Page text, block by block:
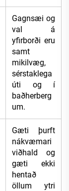
Gagnsæi og
val á
yfirborði eru
samt
mikilvæg,
sérstaklega
úti og í
baðherberg
um.
Gæti þurft
nákvæmari
viðhald og
gæti ekki
hentað
öllum ytri